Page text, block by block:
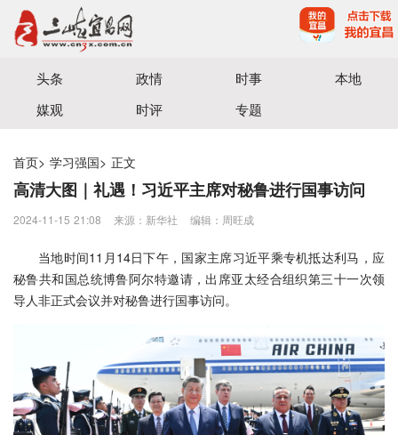
宜昌三峡融媒体中心主办
头条 政情 时事
本地
媒观
时评 专题
首页> 学习强国> 正文
高清大图｜礼遇！习近平主席对秘鲁进行国事访问
2024-11-15 21:08 来源：新华社 编辑：周旺成
当地时间11月14日下午，国家主席习近平乘专机抵达利马，应
秘鲁共和国总统博鲁阿尔特邀请，出席亚太经合组织第三十一次领
导人非正式会议并对秘鲁进行国事访问。